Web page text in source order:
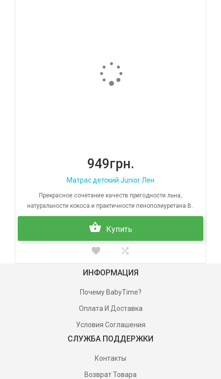
949грн.
Матрас детский Junior Лен
Прекрасное сочетание качеств пригодности льна,
натуральности кокоса и практичности пенополиуретана.В..
Купить
ИНФОРМАЦИЯ
Почему BabyTime?
Оплата И Доставка
Условия Соглашения
СЛУЖБА ПОДДЕРЖКИ
Контакты
Возврат Товара